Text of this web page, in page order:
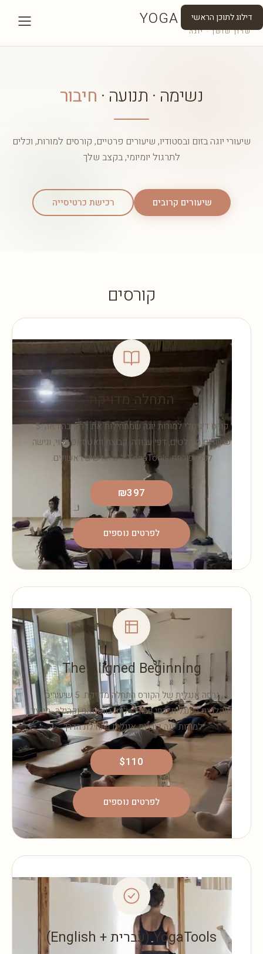
דילוג לתוכן הראשי
YOGA SHUSHAN
שרון שושן · יוגה
נשימה · תנועה · חיבור
שיעורי יוגה בזום ובסטודיו, שיעורים פרטיים, קורסים למורות, וכלים
לתרגול יומיומי, בקצב שלך
שיעורים קרובים רכישת כרטיסייה
קורסים
התחלה מדויקת
קורס דיגיטלי למורות יוגה שמתחילות את דרכן בהוראה. 5
שיעורים מוקלטים, דפי עבודה, קבוצת וואטסאפ ליווי, וגישה
לפלטפורמת YogaTools ל-3 חודשים ראשונים.
₪397
לפרטים נוספים
The Aligned Beginning
גרסה אנגלית של הקורס התחלה מדויקת. 5 שיעורים
מוקלטים באנגלית, דפי עבודה, ליווי בווטסאפ וקהילה. מיועד
למורות יוגה דוברות אנגלית בתחילת הדרך.
$110
לפרטים נוספים
YogaTools (עברית + English)